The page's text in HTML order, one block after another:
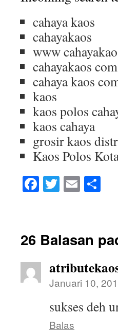
cahaya kaos
cahayakaos
www
cahayakaos com
cahaya kaos
kaos
kaos polos
kaos cahaya
grosir kaos
Kaos Polos
Facebook
Twitter
Email
26 Balasan
Januari 10,
sukses deh
Balas